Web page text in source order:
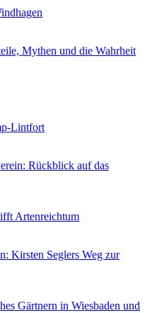
Mythen und die Wahrheit
Lintfort
Rückblick auf das
Artenreichtum
Kirsten Seglers Weg zur
Gärtnern in Wiesbaden und